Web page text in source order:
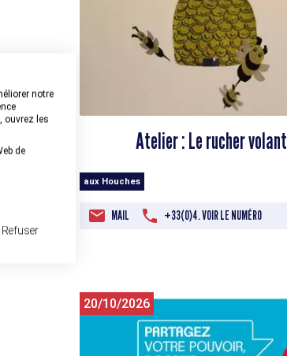
Atelier : Le rucher volant
aux Houches
MAIL +33(0)4. VOIR LE NUMÉRO
20/10/2026
notre
ouvrez les
de
Refuser